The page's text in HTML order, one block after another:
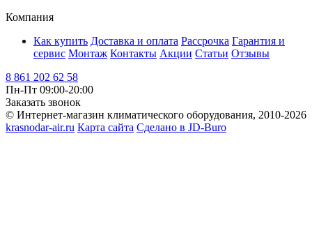
Компания
Как купить Доставка и оплата Рассрочка Гарантия и
сервис Монтаж Контакты Акции Статьи Отзывы
8 861 202 62 58
Пн-Пт 09:00-20:00
Заказать звонок
© Интернет-магазин климатического оборудования, 2010-2026
krasnodar-air.ru Карта сайта Сделано в JD-Buro